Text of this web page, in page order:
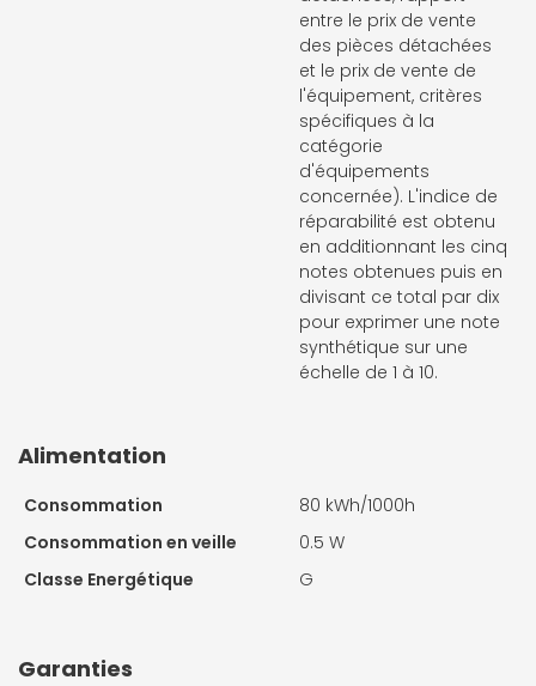
entre le prix de vente
des pièces détachées
et le prix de vente de
l'équipement, critères
spécifiques à la
catégorie
d'équipements
concernée). L'indice de
réparabilité est obtenu
en additionnant les cinq
notes obtenues puis en
divisant ce total par dix
pour exprimer une note
synthétique sur une
échelle de 1 à 10.
Alimentation
Consommation
80 kWh/1000h
Consommation en veille
0.5 W
Classe Energétique
G
Garanties